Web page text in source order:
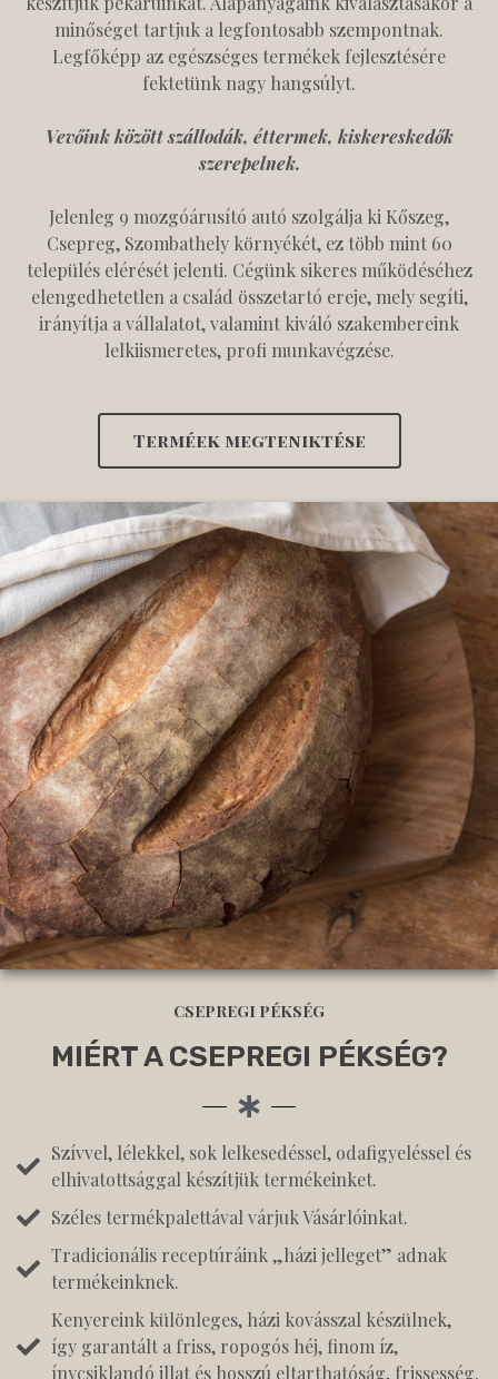
minőséget tartjuk a legfontosabb szempontnak.
Legfőképp az egészséges termékek fejlesztésére
fektetünk nagy hangsúlyt.
Vevőink között szállodák, éttermek, kiskereskedők
szerepelnek.
Jelenleg 9 mozgóárusító autó szolgálja ki Kőszeg,
Csepreg, Szombathely környékét, ez több mint 60
település elérését jelenti. Cégünk sikeres működéséhez
elengedhetetlen a család összetartó ereje, mely segíti,
irányítja a vállalatot, valamint kiváló szakembereink
lelkiismeretes, profi munkavégzése.
Terméek megteniktése
CSEPREGI PÉKSÉG
MIÉRT A CSEPREGI PÉKSÉG?
Szívvel, lélekkel, sok lelkesedéssel, odafigyeléssel és
elhivatottsággal készítjük termékeinket.
Széles termékpalettával várjuk Vásárlóinkat.
Tradicionális receptúráink „házi jelleget” adnak
termékeinknek.
Kenyereink különleges, házi kovásszal készülnek,
így garantált a friss, ropogós héj, finom íz,
ínycsiklandó illat és hosszú eltarthatóság, frissesség.